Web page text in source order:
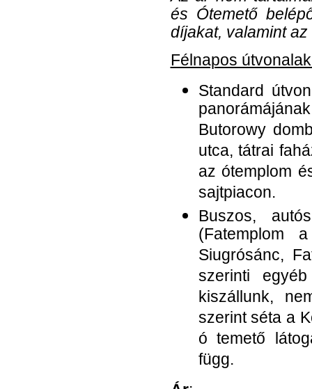
és Ótemető
díjakat, valamint
Félnapos
Standard
Butorowy
utca, tátrai
az ótemplom
sajtpiacon.
Buszos,
(Fatemplom
Siugrósánc,
szerinti
kiszállunk,
szerint séta a
ó temető
függ.